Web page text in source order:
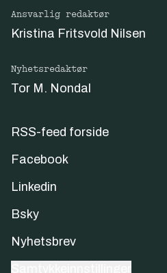
Ansvarlig redaktør
Kristina Fritsvold Nilsen
Nyhetsredaktør
Tor M. Nondal
RSS-feed forside
Facebook
Linkedin
Bsky
Nyhetsbrev